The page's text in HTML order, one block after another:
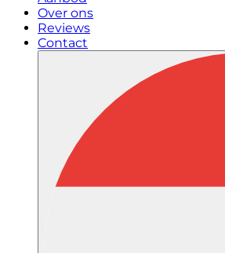
Over ons
Reviews
Contact